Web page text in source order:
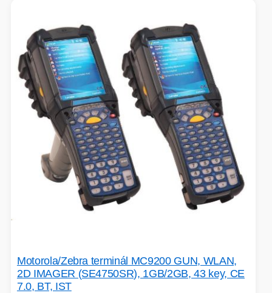
HERNÍ ZDROJE
BATERIE
LOKÁTORY
SWITCHE
FRITÉZY
RÁDIA - STANICE
Motorola/Zebra terminál MC9200 GUN, WLAN,
2D IMAGER (SE4750SR), 1GB/2GB, 43 key, CE
7.0, BT, IST